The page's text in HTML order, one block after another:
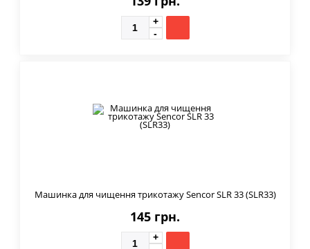
Машинка для чищення трикотажу Sencor SLR 33 (SLR33)
145 грн.